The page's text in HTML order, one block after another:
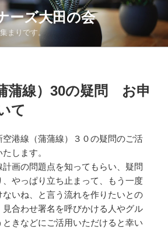
ーズ大田の会
まりです。
蒲線）30の疑問 お申
て
空港線（蒲蒲線）３０の疑問のご活
します。
画の問題点を知ってもらい、疑問
やっぱり立ち止まって、もう一度
ないね、と言う流れを作りたいとの
合わせ署名を呼びかける人やグル
きなどにご活用いただけると幸い